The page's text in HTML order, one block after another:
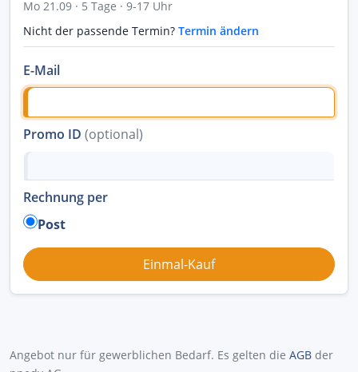
Mo 21.09 · 5 Tage · 9-17 Uhr
Nicht der passende Termin? Termin ändern
E-Mail
Promo ID (optional)
Rechnung per
Post
Angebot nur für gewerblichen Bedarf. Es gelten die AGB der